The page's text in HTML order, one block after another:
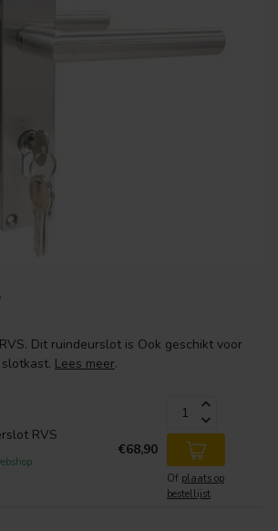
Dit ruindeurslot is Ook geschikt voor
Lees meer.
RVS
€68,90
Of plaats op
bestellijst